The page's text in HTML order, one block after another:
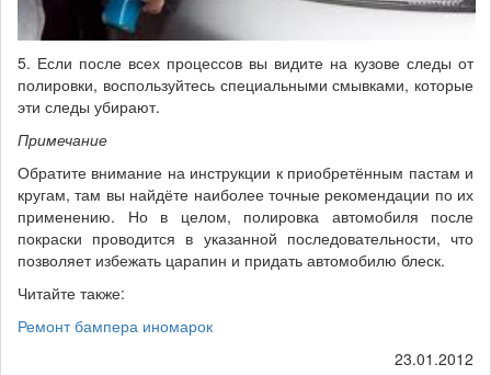
5. Если после всех процессов вы видите на кузове следы от
полировки, воспользуйтесь специальными смывками, которые
эти следы убирают.
Примечание
Обратите внимание на инструкции к приобретённым пастам и
кругам, там вы найдёте наиболее точные рекомендации по их
применению. Но в целом, полировка автомобиля после
покраски проводится в указанной последовательности, что
позволяет избежать царапин и придать автомобилю блеск.
Читайте также:
Ремонт бампера иномарок
23.01.2012